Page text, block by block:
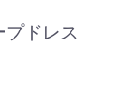
ドレス